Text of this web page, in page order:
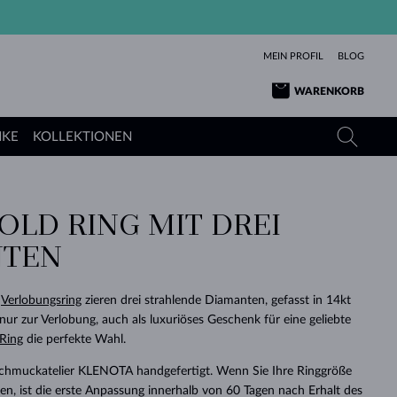
MEIN PROFIL BLOG
WARENKORB
RICHTIGEN
DURCHSEHEN
LIEBE
DURCHSEHEN
GELBGOLD
ROSÉGOLD
ANGEBOT
DURCHSEHEN
TANSANITE
TOPASE
TURMALINE
MOLDAVITESCHÖN
DURCHSEHEN
TURMALINE
MOLDAVITE
MINERALKETTEN
PERLEN ANHÄNGER
SIMPLEN
DINGE
ARMBÄNDER
DURCHSEHEN
PERLEN
DURCHSEHEN
SAPHIRE
SMARAGDE
MOLDAVITE
MINERALIEN
KLENOTA
DURCHSEHEN
SCHENKEN
DURCHSEHEN
KOLLEKTIONEN
KOLLEKTIONEN
DURCHSEHEN
RING MIT DREI D
Verlobungsring zieren drei strahlende Diamanten, gefasst in 14kt
zur Verlobung, auch als luxuriöses Geschenk für eine geliebte
Ring die perfekte Wahl.
KLENOTA handgefertigt. Wenn Sie Ihre Ringgröße
ist die erste Anpassung innerhalb von 60 Tagen nach Erhalt des